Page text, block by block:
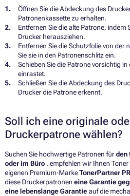
Öffnen Sie die Abdeckung des
Patronenkassette zu erhalten.
Entfernen Sie die alte Patrone, indem
Drucker herausziehen.
Entfernen Sie die Schutzfolie von der
Sie sie in den Patronenschlitz ein.
Schieben Sie die Patrone vorsichtig in
einrastet.
Schließen Sie die Abdeckung des
Drucker die Patrone erkennt.
Soll ich eine originale
Druckerpatrone wählen?
Suchen Sie hochwertige Patronen fürden
oder im Büro , empfehlen wir Ihnen
eigenen Premium-MarkeTonerPartner
diese Druckerpatronen eine Garantie
eine lebenslange Garantieauf die